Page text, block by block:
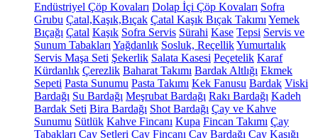
Endüstriyel Çöp Kovaları Dolap İçi Çöp Kovaları Sofra
Grubu Çatal,Kaşık,Bıçak Çatal Kaşık Bıçak Takımı Yemek
Bıçağı Çatal Kaşık Sofra Servis Sürahi Kase Tepsi Servis ve
Sunum Tabakları Yağdanlık Sosluk, ReçellikYumurtalık
Servis Maşa Seti Şekerlik Salata Kasesi Peçetelik Karaf
Kürdanlık Çerezlik Baharat Takımı Bardak Altlığı Ekmek
Sepeti Pasta Sunumu Pasta Takımı Kek Fanusu Bardak Viski
Bardağı Su Bardağı Meşrubat Bardağı Rakı Bardağı Kadeh
Bardak Seti Bira Bardağı Shot Bardağı Çay ve Kahve
Sunumu Sütlük Kahve Fincanı Kupa Fincan Takımı Çay
Tabakları Çay Setleri Çay Fincanı Çay Bardağı Çay Kaşığı